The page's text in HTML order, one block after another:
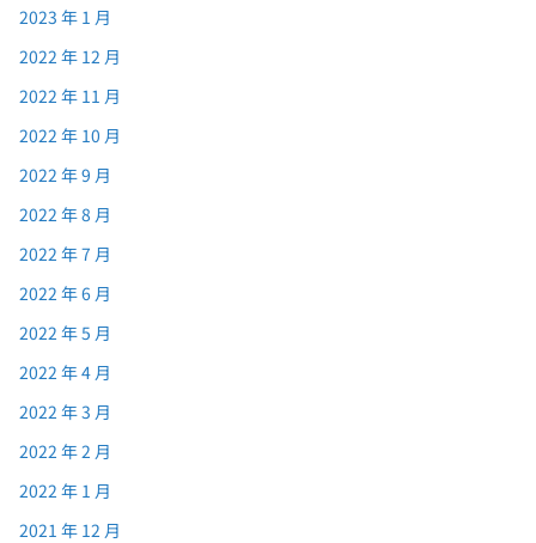
2023 年 1 月
2022 年 12 月
2022 年 11 月
2022 年 10 月
2022 年 9 月
2022 年 8 月
2022 年 7 月
2022 年 6 月
2022 年 5 月
2022 年 4 月
2022 年 3 月
2022 年 2 月
2022 年 1 月
2021 年 12 月